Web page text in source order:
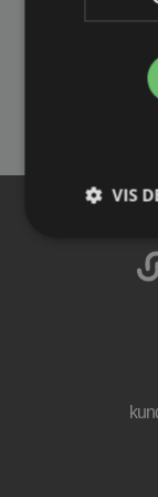
+45 70 20
VIS